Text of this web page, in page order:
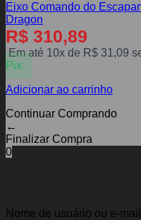
Eixo Comando do
Dragon
R$ 310,89
Em até 10x de R$ 31,09
Pix
Adicionar ao carrinho
Continuar Comprando
←
Finalizar Compra
0
Nome de usuário ou e-mail